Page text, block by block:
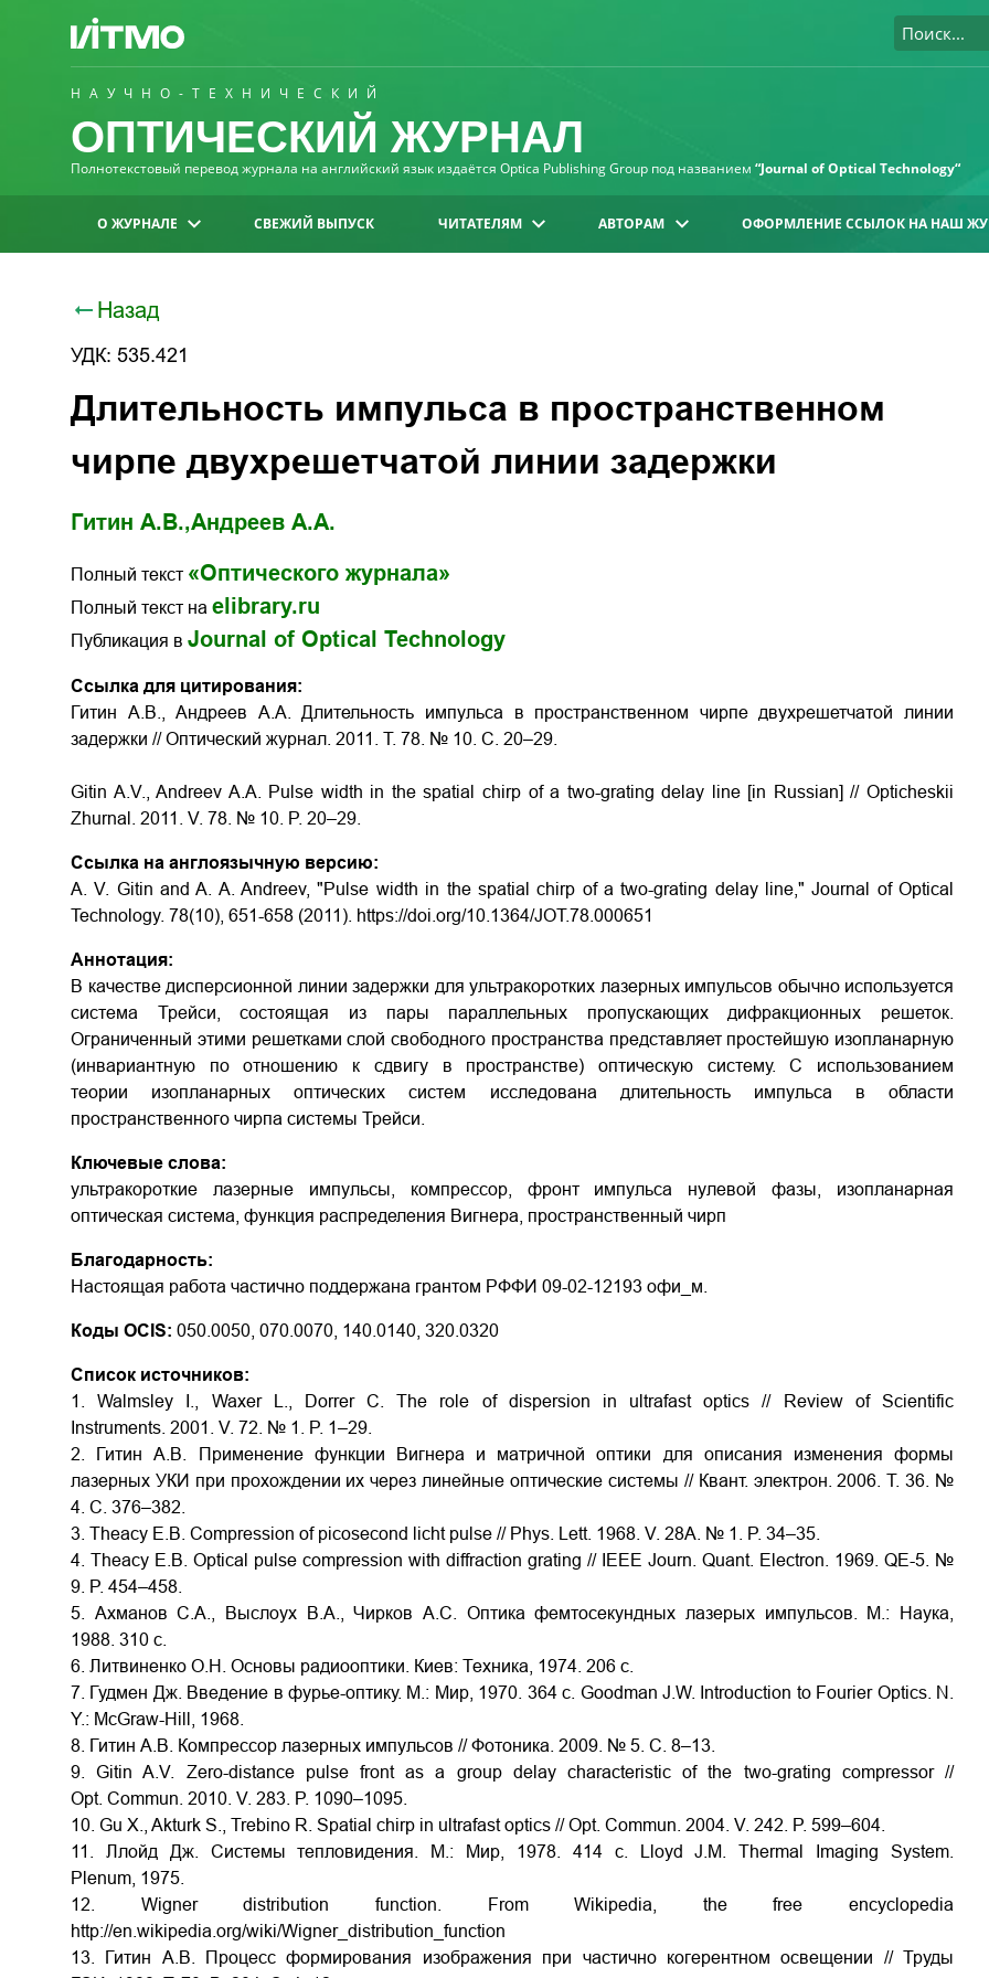
НАУЧНО-ТЕХНИЧЕСКИЙ
ОПТИЧЕСКИЙ ЖУРНАЛ
Полнотекстовый перевод журнала на английский язык издаётся Optica Publishing Group под названием “Journal of Optical Technology“
О ЖУРНАЛЕ СВЕЖИЙ ВЫПУСК ЧИТАТЕЛЯМ АВТОРАМ ОФОРМЛЕНИЕ ССЫЛОК НА НАШ
Назад
УДК: 535.421
Длительность импульса в пространственном
чирпе двухрешетчатой линии задержки
Гитин А.В.,Андреев А.А.
Полный текст «Оптического журнала»
Полный текст на elibrary.ru
Публикация в Journal of Optical Technology
Ссылка для цитирования:
Гитин А.В., Андреев А.А. Длительность импульса в пространственном чирпе двухрешетчатой линии
задержки // Оптический журнал. 2011. Т. 78. № 10. С. 20–29.
Gitin A.V., Andreev A.A. Pulse width in the spatial chirp of a two-grating delay line [in Russian] // Opticheskii
Zhurnal. 2011. V. 78. № 10. P. 20–29.
Ссылка на англоязычную версию:
A. V. Gitin and A. A. Andreev, "Pulse width in the spatial chirp of a two-grating delay line," Journal of Optical
Technology. 78(10), 651-658 (2011). https://doi.org/10.1364/JOT.78.000651
Аннотация:
В качестве дисперсионной линии задержки для ультракоротких лазерных импульсов обычно используется
система Трейси, состоящая из пары параллельных пропускающих дифракционных решеток.
Ограниченный этими решетками слой свободного пространства представляет простейшую изопланарную
(инвариантную по отношению к сдвигу в пространстве) оптическую систему. C использованием
теории изопланарных оптических систем исследована длительность импульса в области
пространственного чирпа системы Трейси.
Ключевые слова:
ультракороткие лазерные импульсы, компрессор, фронт импульса нулевой фазы, изопланарная
оптическая система, функция распределения Вигнера, пространственный чирп
Благодарность:
Настоящая работа частично поддержана грантом РФФИ 09-02-12193 офи_м.
Коды OCIS: 050.0050, 070.0070, 140.0140, 320.0320
Список источников:
1. Walmsley I., Waxer L., Dorrer C. The role of dispersion in ultrafast optics // Review of Scientific
Instruments. 2001. V. 72. № 1. P. 1–29.
2. Гитин А.В. Применение функции Вигнера и матричной оптики для описания изменения формы
лазерных УКИ при прохождении их через линейные оптические системы // Квант. электрон. 2006. Т. 36. №
4. C. 376–382.
3. Theacy E.B. Compression of picosecond licht pulse // Phys. Lett. 1968. V. 28A. № 1. P. 34–35.
4. Theacy E.B. Optical pulse compression with diffraction grating // IEEE Journ. Quant. Electron. 1969. QE-5. №
9. P. 454–458.
5. Ахманов С.А., Выслоух В.А., Чирков А.С. Оптика фемтосекундных лазерых импульсов. М.: Наука,
1988. 310 c.
6. Литвиненко О.Н. Основы радиооптики. Киев: Техника, 1974. 206 с.
7. Гудмен Дж. Введение в фурье-оптику. М.: Мир, 1970. 364 с. Goodman J.W. Introduction to Fourier Optics. N.
Y.: McGraw-Hill, 1968.
8. Гитин А.В. Компрессор лазерных импульсов // Фотоника. 2009. № 5. C. 8–13.
9. Gitin A.V. Zero-distance pulse front as a group delay characteristic of the two-grating compressor //
Opt. Commun. 2010. V. 283. P. 1090–1095.
10. Gu X., Akturk S., Trebino R. Spatial chirp in ultrafast optics // Opt. Commun. 2004. V. 242. P. 599–604.
11. Ллойд Дж. Системы тепловидения. М.: Мир, 1978. 414 с. Lloyd J.M. Thermal Imaging System.
Plenum, 1975.
12. Wigner distribution function. From Wikipedia, the free encyclopedia
http://en.wikipedia.org/wiki/Wigner_distribution_function
13. Гитин А.В. Процесс формирования изображения при частично когерентном освещении // Труды